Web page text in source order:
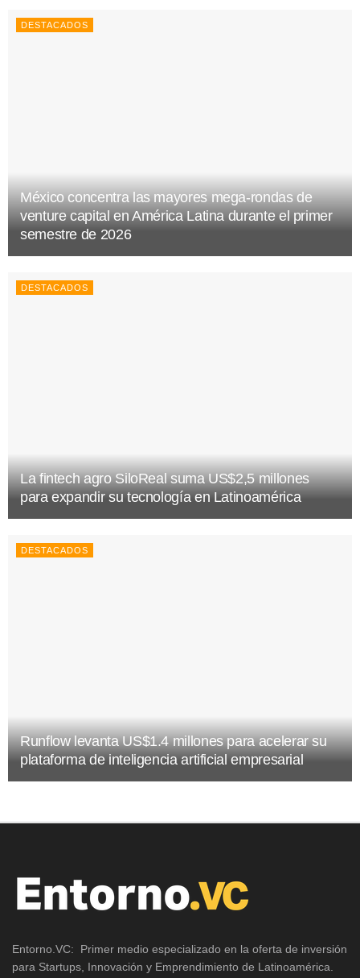
DESTACADOS
México concentra las mayores mega-rondas de
venture capital en América Latina durante el primer
semestre de 2026
DESTACADOS
La fintech agro SiloReal suma US$2,5 millones
para expandir su tecnología en Latinoamérica
DESTACADOS
Runflow levanta US$1.4 millones para acelerar su
plataforma de inteligencia artificial empresarial
Entorno.VC: Primer medio especializado en la oferta de inversión
para Startups, Innovación y Emprendimiento de Latinoamérica.